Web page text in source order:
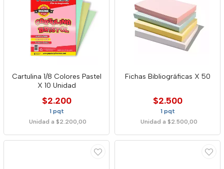
Cartulina 1/8 Colores Pastel
X 10 Unidad
$2.200
1 pqt
Unidad a $2.200,00
Fichas Bibliográficas X 50
$2.500
1 pqt
Unidad a $2.500,00